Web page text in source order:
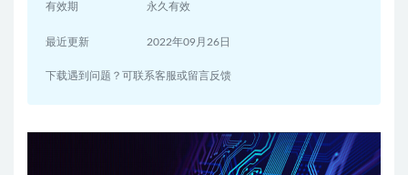
有效期 永久有效
最近更新 2022年09月26日
下载遇到问题？可联系客服或留言反馈